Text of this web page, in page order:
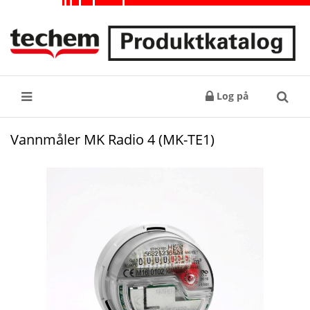
Log på Søk
Vannmåler MK Radio 4 (MK-TE1)